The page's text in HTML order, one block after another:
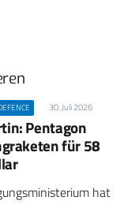
30. Juli 2026
Pentagon
für 58
hat